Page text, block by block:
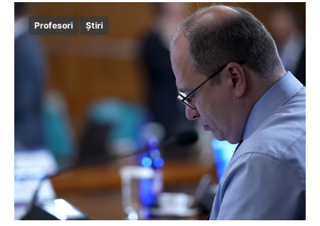
Profesori Știri